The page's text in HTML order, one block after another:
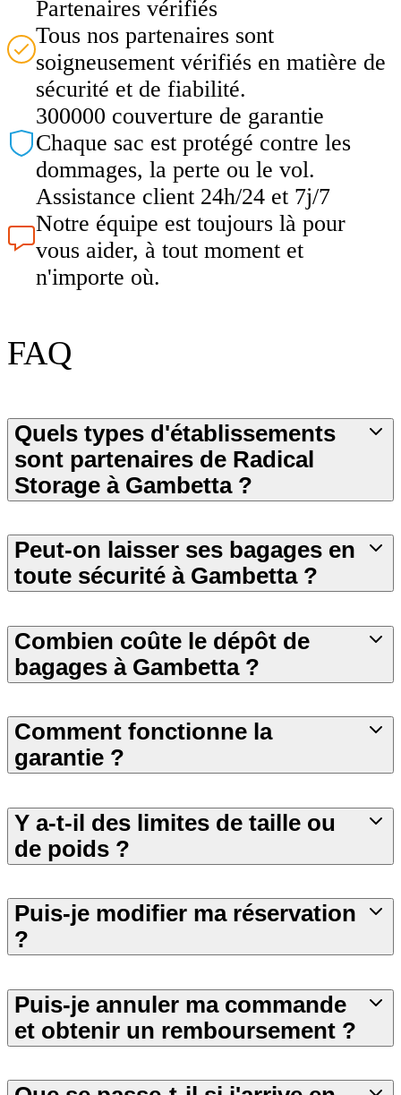
Partenaires vérifiés
Tous nos partenaires sont
soigneusement vérifiés en matière de
sécurité et de fiabilité.
300000 couverture de garantie
Chaque sac est protégé contre les
dommages, la perte ou le vol.
Assistance client 24h/24 et 7j/7
Notre équipe est toujours là pour
vous aider, à tout moment et
n'importe où.
FAQ
Quels types d'établissements
sont partenaires de Radical
Storage à Gambetta ?
Peut-on laisser ses bagages en
toute sécurité à Gambetta ?
Combien coûte le dépôt de
bagages à Gambetta ?
Comment fonctionne la
garantie ?
Y a-t-il des limites de taille ou
de poids ?
Puis-je modifier ma réservation
?
Puis-je annuler ma commande
et obtenir un remboursement ?